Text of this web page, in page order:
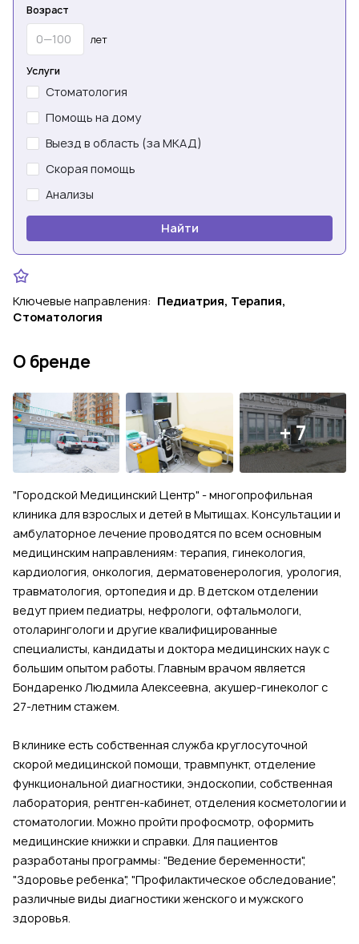
Возраст
лет
Услуги
Стоматология
Помощь на дому
Выезд в область (за МКАД)
Скорая помощь
Анализы
Найти
Ключевые направления: Педиатрия, Терапия,
Стоматология
О бренде
+ 7
"Городской Медицинский Центр" - многопрофильная
клиника для взрослых и детей в Мытищах. Консультации и
амбулаторное лечение проводятся по всем основным
медицинским направлениям: терапия, гинекология,
кардиология, онкология, дерматовенерология, урология,
травматология, ортопедия и др. В детском отделении
ведут прием педиатры, нефрологи, офтальмологи,
отоларингологи и другие квалифицированные
специалисты, кандидаты и доктора медицинских наук с
большим опытом работы. Главным врачом является
Бондаренко Людмила Алексеевна, акушер-гинеколог с
27-летним стажем.
В клинике есть собственная служба круглосуточной
скорой медицинской помощи, травмпункт, отделение
функциональной диагностики, эндоскопии, собственная
лаборатория, рентген-кабинет, отделения косметологии и
стоматологии. Можно пройти профосмотр, оформить
медицинские книжки и справки. Для пациентов
разработаны программы: "Ведение беременности",
"Здоровье ребенка", "Профилактическое обследование",
различные виды диагностики женского и мужского
здоровья.